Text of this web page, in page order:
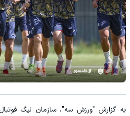
به گزارش "ورزش سه"، سازمان لیگ